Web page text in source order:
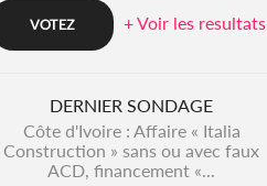
+ Voir les resultats
DERNIER SONDAGE
Côte d'Ivoire : Affaire « Italia
Construction » sans ou avec faux
ACD, financement «...